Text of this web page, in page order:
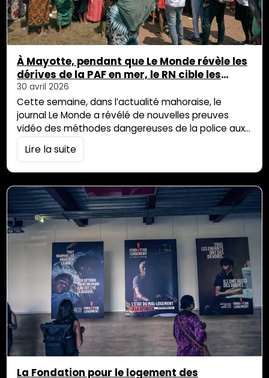
À Mayotte, pendant que Le Monde révèle les
dérives de la PAF en mer, le RN cible les
exilés sur terre
30 avril 2026
Cette semaine, dans l’actualité mahoraise, le
journal Le Monde a révélé de nouvelles preuves
vidéo des méthodes dangereuses de la police aux
frontières. Dans le même temps, la députée RN de
Mayotte, Anchya Bamana, s’est rendue sur le
septembre 2025, le journal Le Monde, en
collaboration avec le collectif […]
Lire la suite
La Fondation pour le logement des